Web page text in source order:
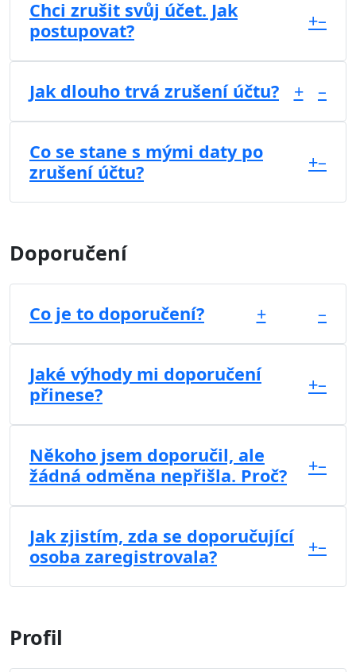
Chci zrušit svůj účet. Jak
postupovat?
+–
Jak dlouho trvá zrušení účtu? + –
Co se stane s mými daty po
zrušení účtu?
+–
Doporučení
Co je to doporučení? + –
Jaké výhody mi doporučení
přinese?
+–
Někoho jsem doporučil, ale
žádná odměna nepřišla. Proč?
+–
Jak zjistím, zda se doporučující
osoba zaregistrovala?
+–
Profil